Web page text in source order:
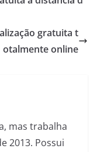
gratuita t
otalmente online
mas trabalha
2013. Possui